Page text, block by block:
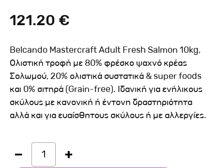
121.20 €
Belcando Mastercraft Adult Fresh Salmon 10kg,
Ολιστική τροφή με 80% φρέσκο ψαχνό κρέας
Σολωμού, 20% ολιστικά συστατικά & super foods
και 0% σιτηρά (Grain-free). Ιδανική για ενήλικους
σκύλους με κανονική ή έντονη δραστηριότητα
αλλά και για ευαίσθητους σκύλους ή με αλλεργίες.
1